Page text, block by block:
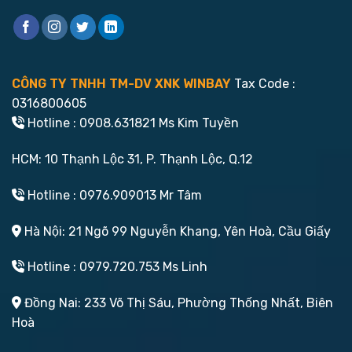
CÔNG TY TNHH TM-DV XNK WINBAY Tax Code :
0316800605
Hotline : 0908.631821 Ms Kim Tuyền
HCM: 10 Thạnh Lộc 31, P. Thạnh Lộc, Q.12
Hotline : 0976.909013 Mr Tâm
Hà Nội: 21 Ngõ 99 Nguyễn Khang, Yên Hoà, Cầu Giấy
Hotline : 0979.720.753 Ms Linh
Đồng Nai: 233 Võ Thị Sáu, Phường Thống Nhất, Biên
Hoà